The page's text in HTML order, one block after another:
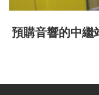
預購音響的中繼